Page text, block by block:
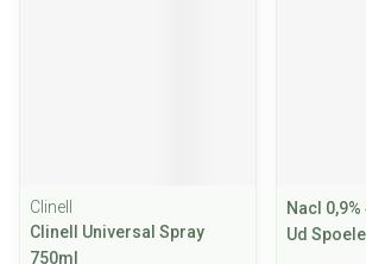
Clinell
Clinell Universal Spray
750ml
Nacl
Ud